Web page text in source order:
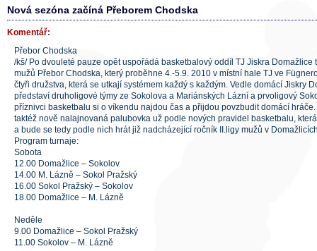
Nová sezóna začíná Přeborem Chodska
Komentář:
Přebor Chodska
/kš/ Po dvouleté pauze opět uspořádá basketbalový oddíl TJ Jiskra Domažlice
mužů Přebor Chodska, který proběhne 4.-5.9. 2010 v místní hale TJ ve
čtyři družstva, která se utkají systémem každý s každým. Vedle domácí Jiskry
představí druholigové týmy ze Sokolova a Mariánských Lázní a prvoligový
příznivci basketbalu si o víkendu najdou čas a přijdou povzbudit domácí
taktéž nově nalajnovaná palubovka už podle nových pravidel basketbalu,
a bude se tedy podle nich hrát již nadcházející ročník II.ligy mužů v
Program turnaje:
Sobota
12.00 Domažlice – Sokolov
14.00 M. Lázně – Sokol Pražský
16.00 Sokol Pražský – Sokolov
18.00 Domažlice – M. Lázně
Neděle
9.00 Domažlice – Sokol Pražský
11.00 Sokolov – M. Lázně